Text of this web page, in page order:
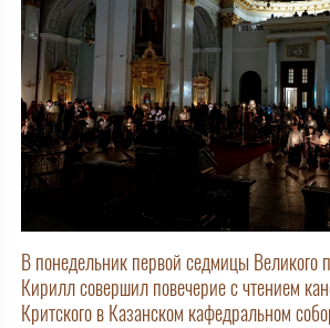
В понедельник первой седмицы Великого
Кирилл совершил повечерие с чтением
Критского в Казанском кафедральном